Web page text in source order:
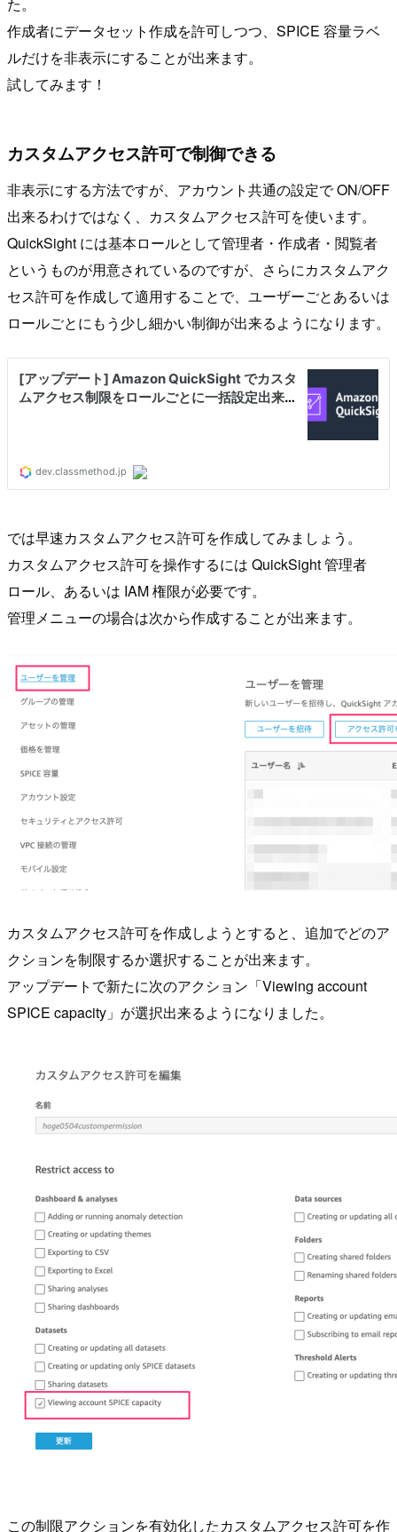
た。
作成者にデータセット作成を許可しつつ、SPICE 容量ラベ
ルだけを非表示にすることが出来ます。
試してみます！
カスタムアクセス許可で制御できる
非表示にする方法ですが、アカウント共通の設定で ON/OFF
出来るわけではなく、カスタムアクセス許可を使います。
QuickSight には基本ロールとして管理者・作成者・閲覧者
というものが用意されているのですが、さらにカスタムアク
セス許可を作成して適用することで、ユーザーごとあるいは
ロールごとにもう少し細かい制御が出来るようになります。
では早速カスタムアクセス許可を作成してみましょう。
カスタムアクセス許可を操作するには QuickSight 管理者
ロール、あるいは IAM 権限が必要です。
管理メニューの場合は次から作成することが出来ます。
カスタムアクセス許可を作成しようとすると、追加でどのア
クションを制限するか選択することが出来ます。
アップデートで新たに次のアクション「Viewing account
SPICE capacity」が選択出来るようになりました。
この制限アクションを有効化したカスタムアクセス許可を作